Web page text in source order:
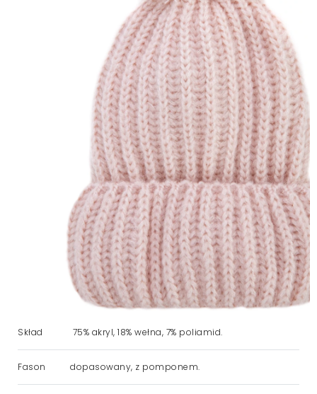
Skład 75% akryl, 18% wełna, 7% poliamid.
Fason dopasowany, z pomponem.